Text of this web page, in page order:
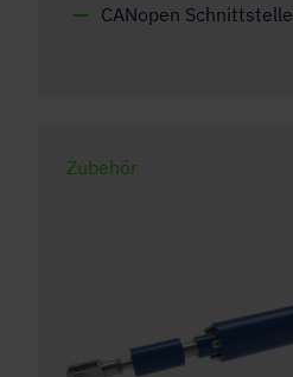
CANopen Schnittstelle
Zubehör